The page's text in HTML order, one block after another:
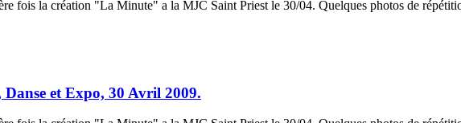
fois la création "La Minute" a la MJC Saint Priest le 30/04. Quelques photos de
et Expo, 30 Avril 2009.